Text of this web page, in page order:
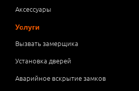
Аксессуары
Услуги
Вызвать замерщика
Установка дверей
Аварийное вскрытие замков